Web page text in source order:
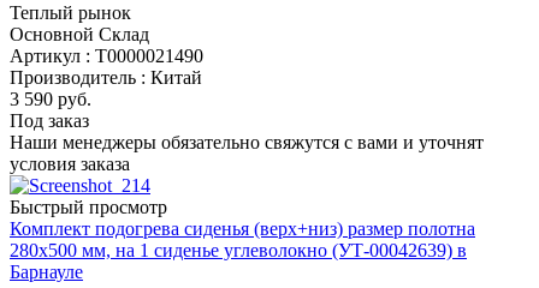
Теплый рынок
Основной Склад
Артикул : Т0000021490
Производитель : Китай
3 590 руб.
Под заказ
Наши менеджеры обязательно свяжутся с вами и уточнят
условия заказа
Быстрый просмотр
Комплект подогрева сиденья (верх+низ) размер полотна
280х500 мм, на 1 сиденье углеволокно (УТ-00042639) в
Барнауле